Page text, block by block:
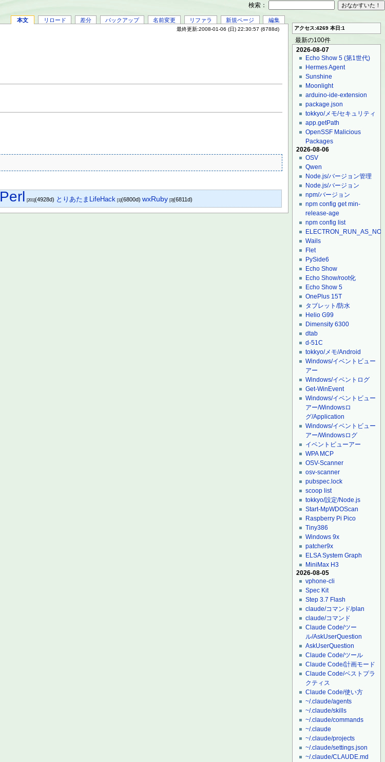
本文 リロード 差分 バックアップ 名前変更 リファラ 新規ページ 編集
最終更新:2008-01-06 (日) 22:30:57 (6788d)
Perl [201](4928d) とりあたまLifeHack [1](6800d)wxRuby [3](6811d)
アクセス:4269 本日:1
最新の100件
2026-08-07
Echo Show 5 (第1世代)
Hermes Agent
Sunshine
Moonlight
arduino-ide-extension
package.json
tokkyo/メモ/セキュリティ
app.getPath
OpenSSF Malicious
Packages
2026-08-06
OSV
Qwen
Node.js/バージョン管理
Node.js/バージョン
npm/バージョン
npm config get min-
release-age
npm config list
Wails
Flet
PySide6
Echo Show
Echo Show/root化
Echo Show 5
OnePlus 15T
タブレット/防水
Helio G99
Dimensity 6300
dtab
d-51C
tokkyo/メモ/Android
Windows/イベントビュー
アー
Windows/イベントログ
Get-WinEvent
Windows/イベントビュー
アー/Windowsロ
グ/Application
Windows/イベントビュー
アー/Windowsログ
イベントビューアー
WPA MCP
OSV-Scanner
osv-scanner
pubspec.lock
scoop list
tokkyo/設定/Node.js
Start-MpWDOScan
Raspberry Pi Pico
Tiny386
Windows 9x
patcher9x
ELSA System Graph
MiniMax H3
2026-08-05
vphone-cli
Spec Kit
Step 3.7 Flash
claude/コマンド/plan
claude/コマンド
Claude Code/ツー
ル/AskUserQuestion
AskUserQuestion
Claude Code/ツール
Claude Code/計画モード
Claude Code/ベストプラ
クティス
Claude Code/使い方
~/.claude/agents
~/.claude/skills
~/.claude/commands
~/.claude
~/.claude/projects
~/.claude/settings.json
~/.claude/CLAUDE.md
検索：